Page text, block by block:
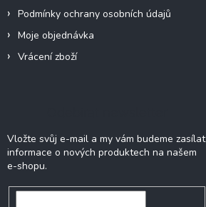
Podmínky ochrany osobních údajů
Moje objednávka
Vrácení zboží
Vložte svůj e-mail a my vám budeme zasílat
informace o nových produktech na našem
e-shopu.